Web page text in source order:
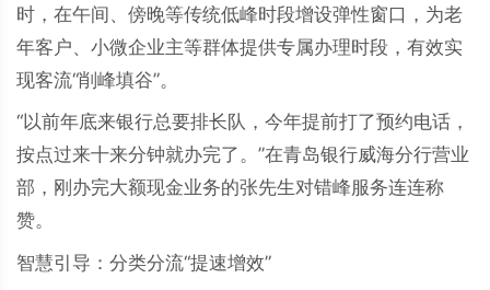
时，在午间、傍晚等传统低峰时段增设弹性窗口，为老
年客户、小微企业主等群体提供专属办理时段，有效实
现客流“削峰填谷”。
“以前年底来银行总要排长队，今年提前打了预约电话，
按点过来十来分钟就办完了。”在青岛银行威海分行营业
部，刚办完大额现金业务的张先生对错峰服务连连称
赞。
智慧引导：分类分流“提速增效”